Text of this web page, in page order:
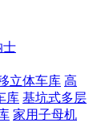
士
立体车库 高
库 基坑式多层
家用子母机